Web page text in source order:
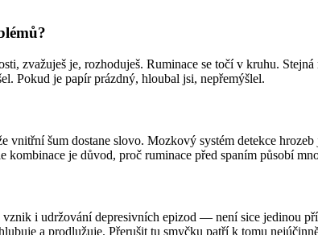
zvažuješ je, rozhoduješ. Ruminace se točí v kruhu.
Pokud je papír prázdný, hloubal jsi, nepřemýšlel.
vnitřní šum dostane slovo. Mozkový systém detekce
je důvod, proč ruminace před spaním působí
i udržování depresivních epizod — není sice jedinou
a prodlužuje. Přerušit tu smyčku patří k tomu